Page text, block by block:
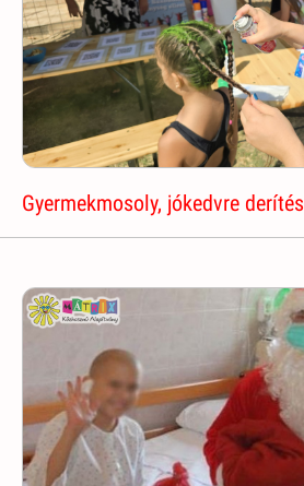
Gyermekmosoly, jókedvre derítés